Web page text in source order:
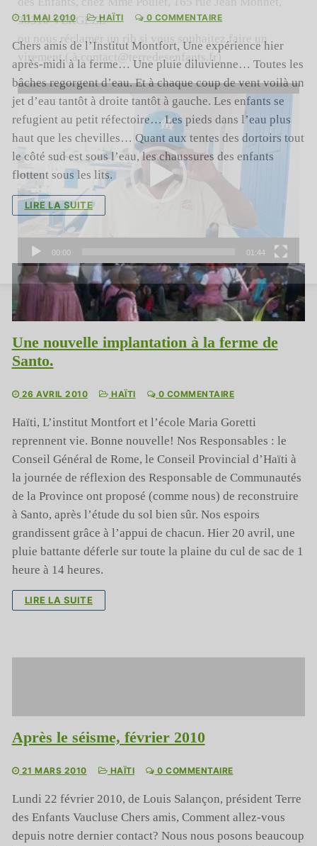
11 MAI 2010 HAÏTI 0 COMMENTAIRE
Chers amis de l’Institut Montfort, Une expérience hier
après-midi à la ferme… Une pluie diluvienne… Toutes les
bâches regorgent d’eau. Et à chaque coup de vent voilà un
jet d’eau tantôt à droite tantôt à gauche. Les enfants se
refugient au petit réfectoire… Les pieds dans l’eau plus
haut que les chevilles… Quant aux tentes des dortoirs tout
le côté sud est sous l’eau, les chaussures des enfants
flottent sous les lits.
LIRE LA SUITE
Une nouvelle implantation à la ferme de
Santo.
26 AVRIL 2010 HAÏTI 0 COMMENTAIRE
Haïti, L’institut Montfort et l’école Maria Goretti
reprennent vie. Bonne nouvelle! Nos Responsables : le
Conseil Général de Rome, le Conseil Provincial d’Haïti à
la journée de réflexion des Responsable de Communautés
de la Province ont proposé (comme nous) de reconstruire
à Santo, après l’étude du sol bien sûr. Nos espoirs
grandissent grâce à l’appui de chacun. Hier 20 avril, une
pluie battante déferle sur toute la plaine du cul de sac de 1
heure à 14 heures.
LIRE LA SUITE
Après le séisme, février 2010
21 MARS 2010 HAÏTI 0 COMMENTAIRE
Lundi 22 février 2010, de Louis Salançon, président Terre
des Enfants Vaucluse Chers amis, Comment allez-vous
depuis notre dernier contact? Nous nous posons beaucoup
30310 VERGEZE
ou nous réclamer un rib si vous souhaitez faire un
virement ( à contact@terredesenfants.fr)
Lecteur
vidéo
00:00 01:44